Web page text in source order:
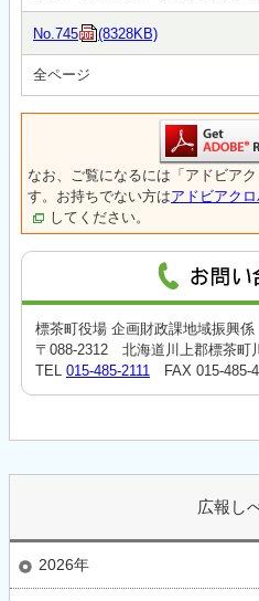
No.745 (8328KB)
全ページ
なお、ご覧になるには「アドビア
す。お持ちでない方はアドビアク
してください。
標茶町役場 企画財政課地域振興係
〒088-2312 北海道川上郡標茶町
TEL 015-485-2111 FAX 015-485-
広報し
2026年